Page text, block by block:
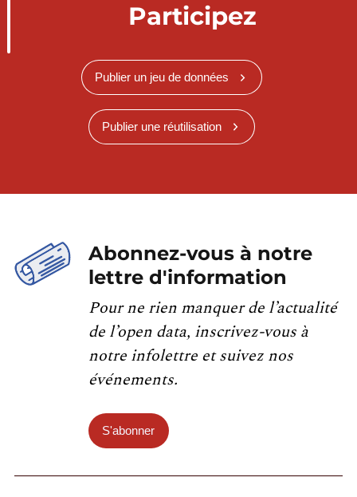
Participez
Publier un jeu de données
Publier une réutilisation
Abonnez-vous à notre
lettre d'information
Pour ne rien manquer de l’actualité
de l’open data, inscrivez-vous à
notre infolettre et suivez nos
événements.
S'abonner